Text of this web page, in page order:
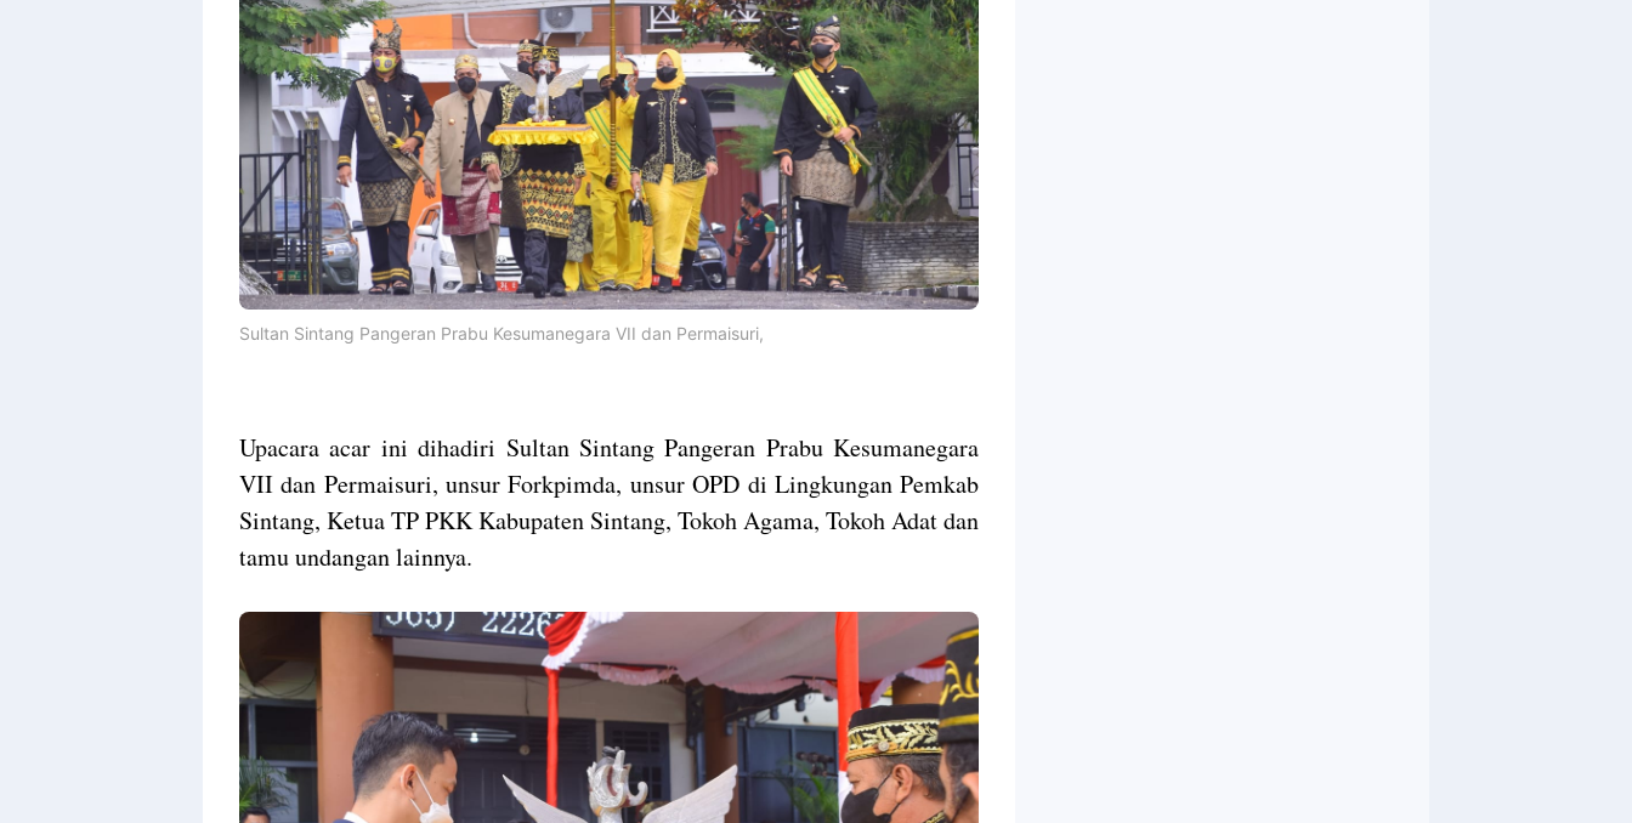
Sultan Sintang Pangeran Prabu Kesumanegara VII dan Permaisuri,
Upacara acar ini dihadiri Sultan Sintang Pangeran Prabu Kesumanegara
VII dan Permaisuri, unsur Forkpimda, unsur OPD di Lingkungan Pemkab
Sintang, Ketua TP PKK Kabupaten Sintang, Tokoh Agama, Tokoh Adat dan
tamu undangan lainnya.